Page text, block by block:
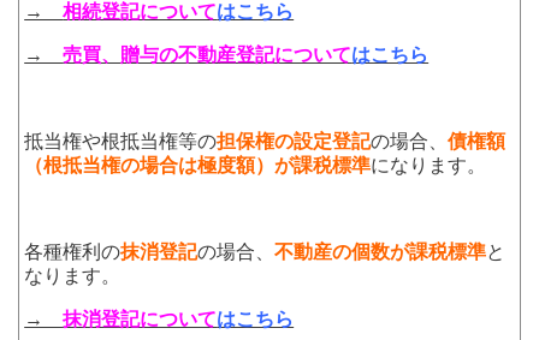
→相続登記についてはこちら
→売買、贈与の不動産登記についてはこちら
抵当権や根抵当権等の担保権の設定登記の場合、債権額
（根抵当権の場合は極度額）が課税標準になります。
各種権利の抹消登記の場合、不動産の個数が課税標準と
なります。
→抹消登記についてはこちら